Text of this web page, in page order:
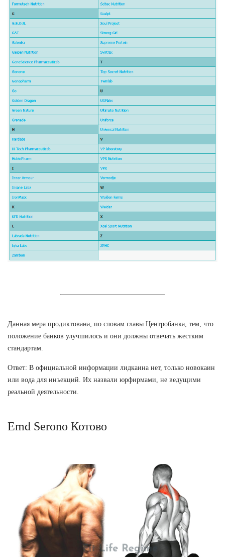
Данная мера продиктована, по словам главы Центробанка, тем, что
положение банков улучшилось и они должны отвечать жестким
стандартам.
Ответ: В официальной информации лидкаина нет, только новокаин
или вода для инъекций. Их назвали юрфирмами, не ведущими
реальной деятельности.
Emd Serono Котово